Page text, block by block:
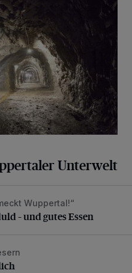
Unterwelt
– und gutes Essen
Wuppertal!“
– und gutes Essen